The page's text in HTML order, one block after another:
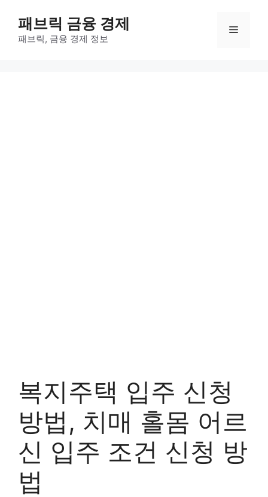
패브릭 금융 경제
패브릭, 금융 경제 정보
메
복지주택 입주 신청
방법, 치매 홀몸 어르
신 입주 조건 신청 방
법